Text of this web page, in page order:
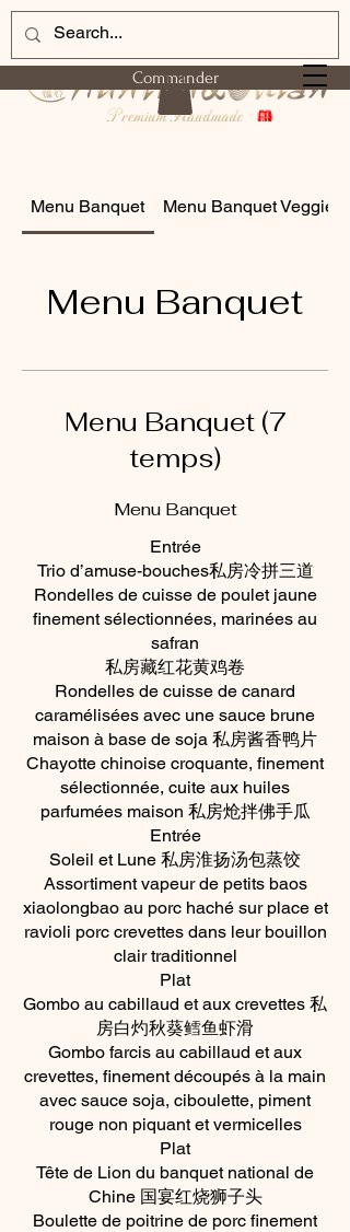
Commander
Menu Banquet Menu Banquet Veggie
Menu Banquet
Menu Banquet (7
temps)
Menu Banquet
Entrée
Trio d’amuse-bouches私房冷拼三道
Rondelles de cuisse de poulet jaune
finement sélectionnées, marinées au
safran
私房藏红花黄鸡卷
Rondelles de cuisse de canard
caramélisées avec une sauce brune
maison à base de soja 私房酱香鸭片
Chayotte chinoise croquante, finement
sélectionnée, cuite aux huiles
parfumées maison 私房炝拌佛手瓜
Entrée
Soleil et Lune 私房淮扬汤包蒸饺
Assortiment vapeur de petits baos
xiaolongbao au porc haché sur place et
ravioli porc crevettes dans leur bouillon
clair traditionnel
Plat
Gombo au cabillaud et aux crevettes 私
房白灼秋葵鳕鱼虾滑
Gombo farcis au cabillaud et aux
crevettes, finement découpés à la main
avec sauce soja, ciboulette, piment
rouge non piquant et vermicelles
Plat
Tête de Lion du banquet national de
Chine 国宴红烧狮子头
Boulette de poitrine de porc finement